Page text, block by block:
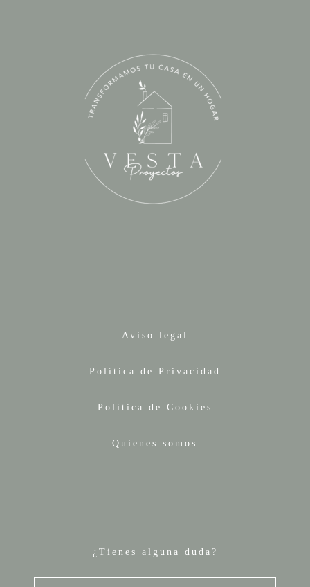
Aviso legal
Política de Privacidad
Política de Cookies
Quienes somos
¿Tienes alguna duda?